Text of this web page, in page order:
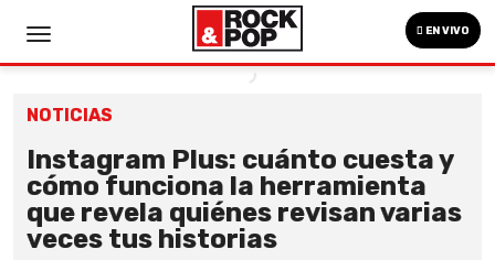
EN VIVO
NOTICIAS
Instagram Plus: cuánto cuesta y
cómo funciona la herramienta
que revela quiénes revisan varias
veces tus historias